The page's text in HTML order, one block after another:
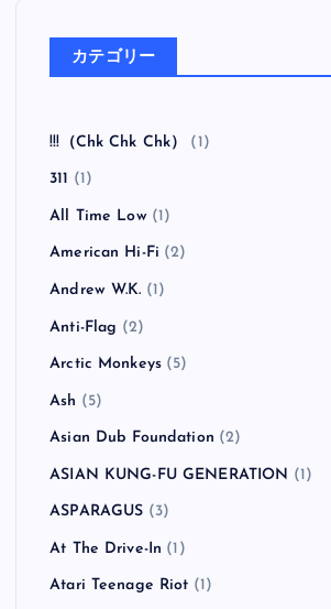
カテゴリー
!!!（Chk Chk Chk） (1)
311 (1)
All Time Low(1)
American Hi-Fi (2)
Andrew W.K. (1)
Anti-Flag (2)
Arctic Monkeys (5)
Ash (5)
Asian Dub Foundation (2)
ASIAN KUNG-FU GENERATION (1)
ASPARAGUS (3)
At The Drive-In (1)
Atari Teenage Riot (1)